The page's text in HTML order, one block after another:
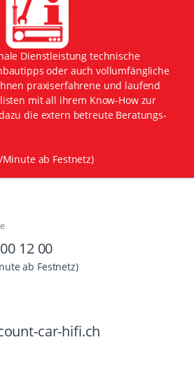
Dienstleistung technische
oder auch vollumfängliche
praxiserfahrene und laufend
mit all ihrem Know-How zur
die extern betreute Beratungs-
Minute ab Festnetz)
12 00
ab Festnetz)
car-hifi.ch